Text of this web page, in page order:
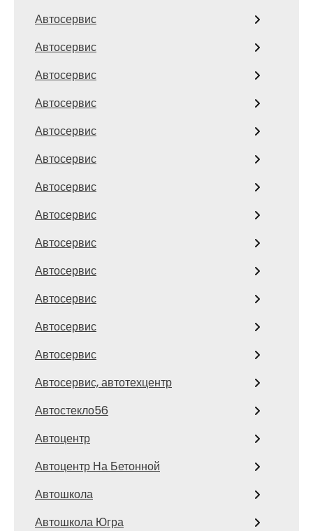
Автосервис
Автосервис
Автосервис
Автосервис
Автосервис
Автосервис
Автосервис
Автосервис
Автосервис
Автосервис
Автосервис
Автосервис
Автосервис
Автосервис, автотехцентр
Автостекло56
Автоцентр
Автоцентр На Бетонной
Автошкола
Автошкола Югра